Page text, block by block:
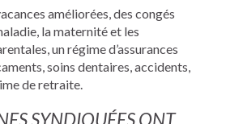
améliorées, des congés
la maternité et les
un régime d’assurances
soins dentaires, accidents,
de retraite.
SYNDIQUÉES ONT